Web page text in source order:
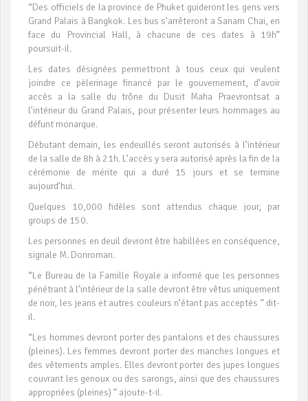
“Des officiels de la province de Phuket guideront les gens vers
Grand Palais à Bangkok. Les bus s’arrêteront a Sanam Chai, en
face du Provincial Hall, à chacune de ces dates à 19h”
poursuit-il.
Les dates désignées permettront à tous ceux qui veulent
joindre ce pèlerinage financé par le gouvernement, d’avoir
accès a la salle du trône du Dusit Maha Praevrontsat a
l’intérieur du Grand Palais, pour présenter leurs hommages au
défunt monarque.
Débutant demain, les endeuillés seront autorisés à l’intérieur
de la salle de 8h à 21h. L’accès y sera autorisé après la fin de la
cérémonie de mérite qui a duré 15 jours et se termine
aujourd’hui.
Quelques 10,000 fidèles sont attendus chaque jour, par
groups de 150.
Les personnes en deuil devront être habillées en conséquence,
signale M. Donroman.
“Le Bureau de la Famille Royale a informé que les personnes
pénétrant à l’intérieur de la salle devront être vêtus uniquement
de noir, les jeans et autres couleurs n’étant pas acceptés ” dit-
il.
“Les hommes devront porter des pantalons et des chaussures
(pleines). Les femmes devront porter des manches longues et
des vêtements amples. Elles devront porter des jupes longues
couvrant les genoux ou des sarongs, ainsi que des chaussures
appropriées (pleines) ” ajoute-t-il.